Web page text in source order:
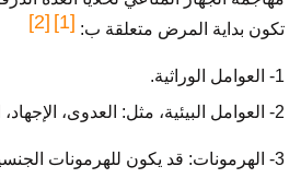
تكون بداية المرض متعلقة ب: [1]
[2]
1- العوامل الوراثية.
2- العوامل البيئية، مثل: العدوى، الإجهاد، التعرض للإشعاعات.
3- الهرمونات: قد يكون للهرمونات